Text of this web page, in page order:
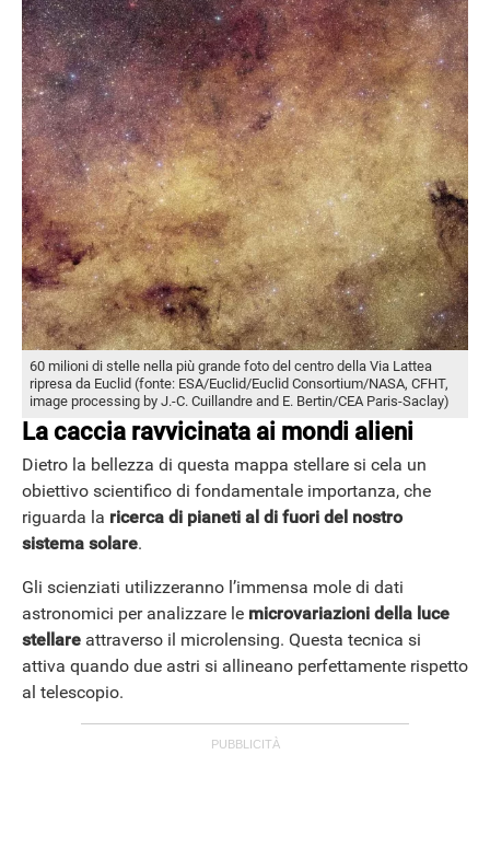
60 milioni di stelle nella più grande foto del centro della Via Lattea
ripresa da Euclid (fonte: ESA/Euclid/Euclid Consortium/NASA, CFHT,
image processing by J.-C. Cuillandre and E. Bertin/CEA Paris-Saclay)
La caccia ravvicinata ai mondi alieni
Dietro la bellezza di questa mappa stellare si cela un
obiettivo scientifico di fondamentale importanza, che
riguarda la ricerca di pianeti al di fuori del nostro
sistema solare.
Gli scienziati utilizzeranno l’immensa mole di dati
astronomici per analizzare le microvariazioni della luce
stellare attraverso il microlensing. Questa tecnica si
attiva quando due astri si allineano perfettamente rispetto
al telescopio.